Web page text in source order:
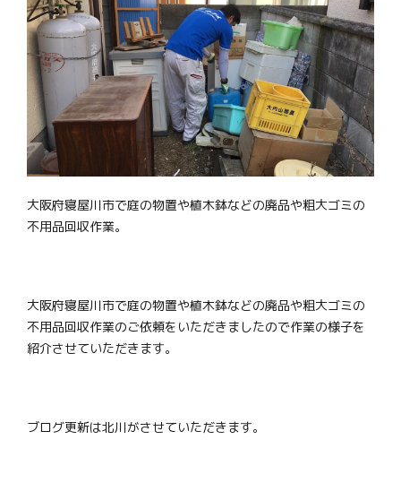
大阪府寝屋川市で庭の物置や植木鉢などの廃品や粗大ゴミの
不用品回収作業。
大阪府寝屋川市で庭の物置や植木鉢などの廃品や粗大ゴミの
不用品回収作業のご依頼をいただきましたので作業の様子を
紹介させていただきます。
ブログ更新は北川がさせていただきます。